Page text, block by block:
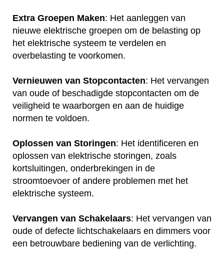
Extra Groepen Maken: Het aanleggen van
nieuwe elektrische groepen om de belasting op
het elektrische systeem te verdelen en
overbelasting te voorkomen.
Vernieuwen van Stopcontacten: Het vervangen
van oude of beschadigde stopcontacten om de
veiligheid te waarborgen en aan de huidige
normen te voldoen.
Oplossen van Storingen: Het identificeren en
oplossen van elektrische storingen, zoals
kortsluitingen, onderbrekingen in de
stroomtoevoer of andere problemen met het
elektrische systeem.
Vervangen van Schakelaars: Het vervangen van
oude of defecte lichtschakelaars en dimmers voor
een betrouwbare bediening van de verlichting.